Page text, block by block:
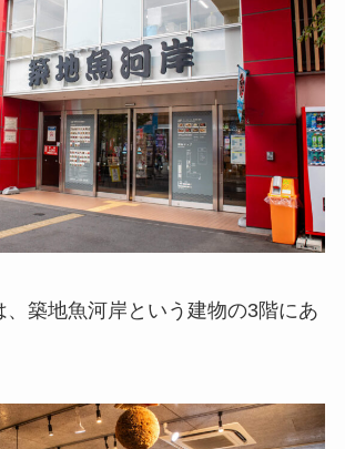
、築地魚河岸という建物の3階にあ